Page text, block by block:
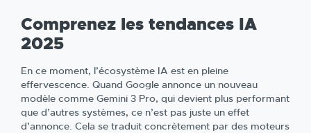
Comprenez les tendances IA
2025
En ce moment, l’écosystème IA est en pleine
effervescence. Quand Google annonce un nouveau
modèle comme Gemini 3 Pro, qui devient plus performant
que d’autres systèmes, ce n’est pas juste un effet
d’annonce. Cela se traduit concrètement par des moteurs